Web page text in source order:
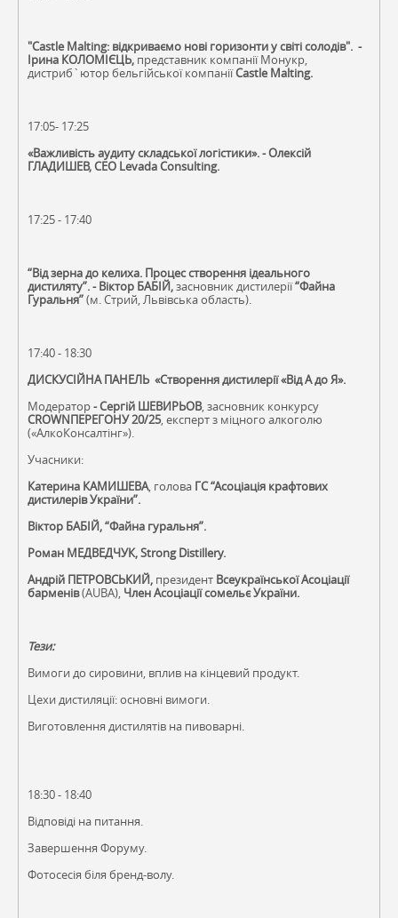
"Castle Malting: відкриваємо нові горизонти у світі солодів". -
Ірина КОЛОМІЄЦЬ, представник компанії Монукр,
дистриб`ютор бельгійської компаніїCastle Malting.
17:05- 17:25
«Важливість аудиту складської логістики». - Олексій
ГЛАДИШЕВ, СЕО Levada Consulting.
17:25 - 17:40
“Від зерна до келиха. Процес створення ідеального
дистиляту”. - Віктор БАБІЙ,засновник дистилерії“Файна
Гуральня”(м. Стрий, Львівська область).
17:40 - 18:30
ДИСКУСІЙНА ПАНЕЛЬ «Створення дистилерії «Від А до Я».
Модератор- Сергій ШЕВИРЬОВ, засновник конкурсу
CROWNПЕРЕГОНУ 20/25, експерт з міцного алкоголю
(«АлкоКонсалтінг»).
Учасники:
Катерина КАМИШЕВА, голова ГС “Асоціація крафтових
дистилерів України”.
Віктор БАБІЙ, “Файна гуральня”.
Роман МЕДВЕДЧУК, Strong Distillery.
Андрій ПЕТРОВСЬКИЙ, президент Всеукраїнської Асоціації
барменів(AUBA), Член Асоціації сомельєУкраїни.
Тези:
Вимоги до сировини, вплив на кінцевий продукт.
Цехи дистиляції: основні вимоги.
Виготовлення дистилятів на пивоварні.
18:30 - 18:40
Відповіді на питання.
Завершення Форуму.
Фотосесія біля бренд-волу.